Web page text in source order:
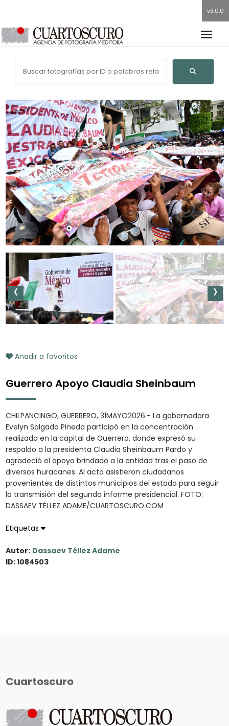
v3.0.0
‹ ›
Añadir a favoritos
Guerrero Apoyo Claudia Sheinbaum
CHILPANCINGO, GUERRERO, 31MAYO2026.- La gobernadora
Evelyn Salgado Pineda participó en la concentración
realizada en la capital de Guerrero, donde expresó su
respaldo a la presidenta Claudia Sheinbaum Pardo y
agradeció el apoyo brindado a la entidad tras el paso de
diversos huracanes. Al acto asistieron ciudadanos
provenientes de distintos municipios del estado para seguir
la transmisión del segundo informe presidencial. FOTO:
DASSAEV TÉLLEZ ADAME/CUARTOSCURO.COM
Etiquetas
Autor: Dassaev Téllez Adame
ID: 1084503
Cuartoscuro